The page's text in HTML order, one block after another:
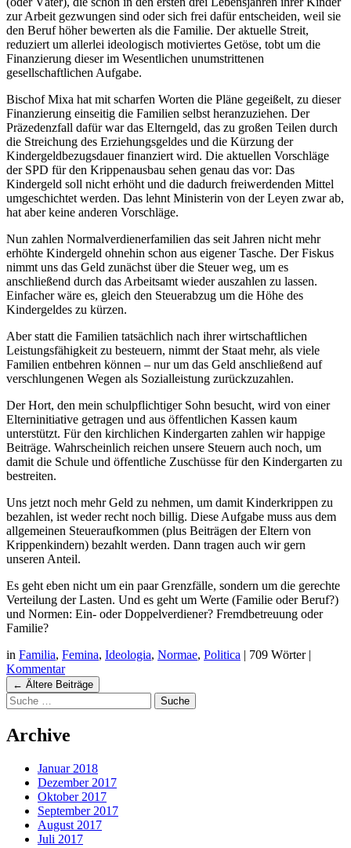
zur Arbeit gezwungen sind oder sich frei dafür entscheiden, weil sie
den Beruf höher bewerten als die Familie. Der aktuelle Streit,
reduziert um allerlei ideologisch motiviertes Getöse, tobt um die
Finanzierung dieser im Wesentlichen unumstrittenen
gesellschaftlichen Aufgabe.
Bischof Mixa hat mit scharfen Worten die Pläne gegeißelt, zu dieser
Finanzierung einseitig die Familien selbst heranzuziehen. Der
Präzedenzfall dafür war das Elterngeld, das zu großen Teilen durch
die Streichung des Erziehungsgeldes und die Kürzung der
Kindergeldbezugsdauer finanziert wird. Die aktuellen Vorschläge
der SPD für den Krippenausbau sehen genau das vor: Das
Kindergeld soll nicht erhöht und die dadurch freiwerdenden Mittel
umgeschichtet werden. Das lehnt Ministerin von der Leyen zwar ab,
hat aber keine anderen Vorschläge.
Nun zahlen Normalverdienerfamilien das seit Jahren nicht mehr
erhöhte Kindergeld ohnehin schon aus eigener Tasche. Der Fiskus
nimmt uns das Geld zunächst über die Steuer weg, um es
anschließend durch das Arbeitsamt wieder auszahlen zu lassen.
Einfacher wäre es, gleich den Steuerabzug um die Höhe des
Kindergeldes zu kürzen.
Aber statt die Familien tatsächlich nach ihrer wirtschaftlichen
Leistungsfähigkeit zu besteuern, nimmt der Staat mehr, als viele
Familien entbehren können – nur um das Geld anschließend auf
verschlungenen Wegen als Sozialleistung zurückzuzahlen.
Der Hort, den mein schulpflichtiger Sohn besucht, wird von einer
Elterninitiative getragen und aus öffentlichen Kassen kaum
unterstützt. Für den kirchlichen Kindergarten zahlen wir happige
Beiträge. Wahrscheinlich reichen unsere Steuern auch noch, um
damit die Schule und öffentliche Zuschüsse für den Kindergarten zu
bestreiten.
Uns jetzt noch mehr Geld zu nehmen, um damit Kinderkrippen zu
bezahlen, ist weder recht noch billig. Diese Aufgabe muss aus dem
allgemeinen Steueraufkommen (plus Beiträgen der Eltern von
Krippenkindern) bezahlt werden. Dann tragen auch wir gern
unseren Anteil.
Es geht eben nicht um ein paar Grenzfälle, sondern um die gerechte
Verteilung der Lasten. Und es geht um Werte (Familie oder Beruf?)
und Normen: Ein- oder Doppelverdiener? Fremdbetreuung oder
Familie?
in Familia, Femina, Ideologia, Normae, Politica | 709 Wörter |
Kommentar
Navigation
Beiträgen
← Ältere Beiträge
Suche
Archive
Januar 2018
Dezember 2017
Oktober 2017
September 2017
August 2017
Juli 2017